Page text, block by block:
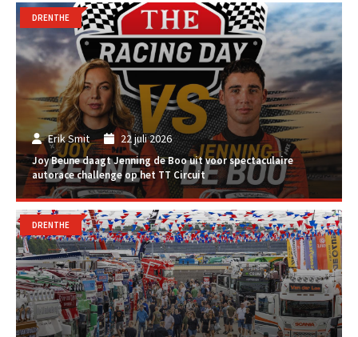
Erik Smit 22 juli 2026
Joy Beune daagt Jenning de Boo uit voor spectaculaire
autorace challenge op het TT Circuit
DRENTHE
DRENTHE